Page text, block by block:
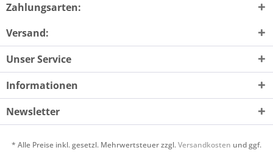
Zahlungsarten:
Versand:
Unser Service
Informationen
Newsletter
* Alle Preise inkl. gesetzl. Mehrwertsteuer zzgl.Versandkosten und ggf.